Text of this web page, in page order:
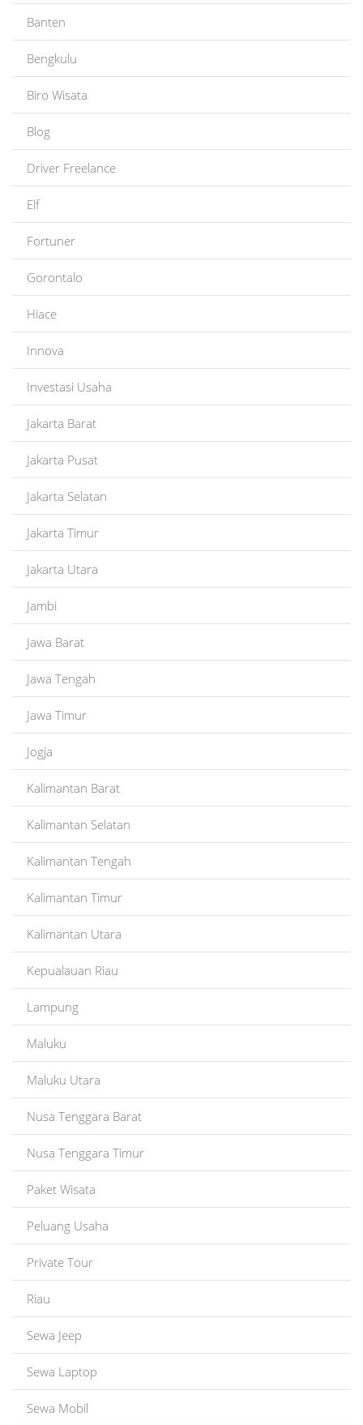
Banten
Bengkulu
Biro Wisata
Blog
Driver Freelance
Elf
Fortuner
Gorontalo
Hiace
Innova
Investasi Usaha
Jakarta Barat
Jakarta Pusat
Jakarta Selatan
Jakarta Timur
Jakarta Utara
Jambi
Jawa Barat
Jawa Tengah
Jawa Timur
Jogja
Kalimantan Barat
Kalimantan Selatan
Kalimantan Tengah
Kalimantan Timur
Kalimantan Utara
Kepualauan Riau
Lampung
Maluku
Maluku Utara
Nusa Tenggara Barat
Nusa Tenggara Timur
Paket Wisata
Peluang Usaha
Private Tour
Riau
Sewa Jeep
Sewa Laptop
Sewa Mobil